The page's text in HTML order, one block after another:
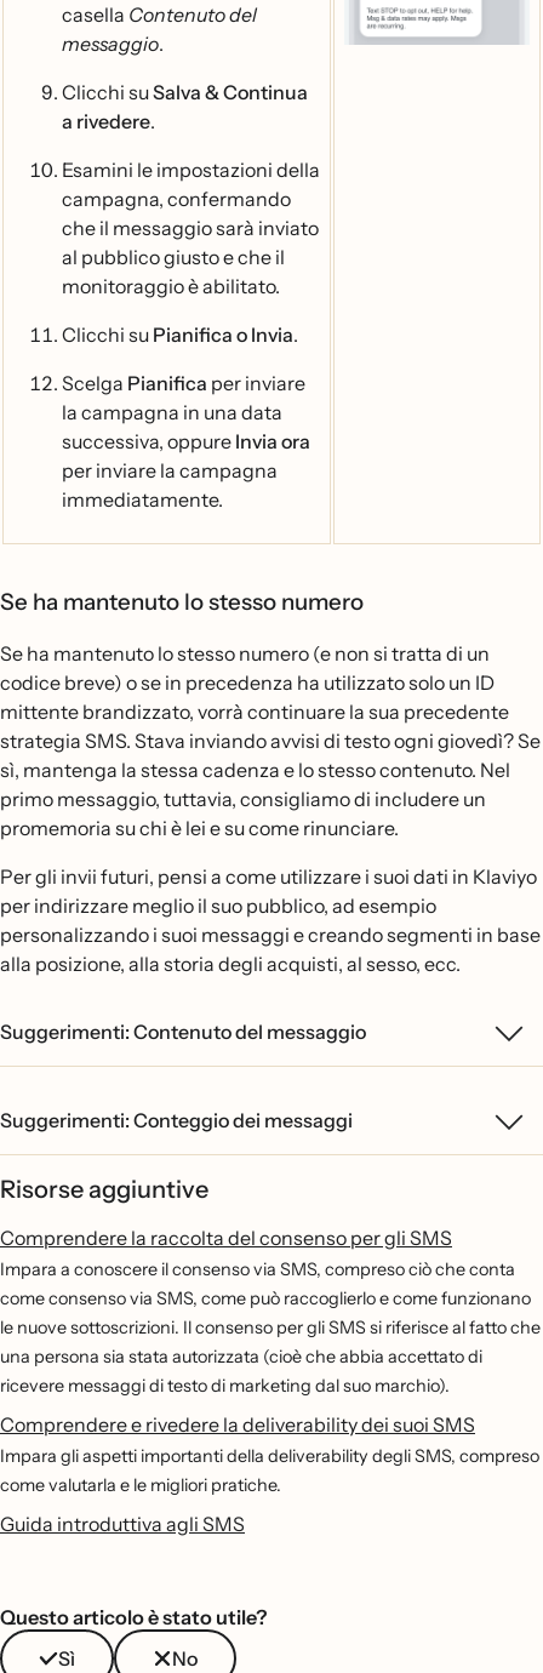
casella Contenuto del
messaggio.
Clicchi suSalva & Continua
a rivedere.
Esamini le impostazioni della
campagna, confermando
che il messaggio sarà inviato
al pubblico giusto e che il
monitoraggio è abilitato.
Clicchi su Pianifica o Invia.
Scelga Pianifica per inviare
la campagna in una data
successiva, oppure Invia ora
per inviare la campagna
immediatamente.
Se ha mantenuto lo stesso numero
Se ha mantenuto lo stesso numero (e non si tratta di un
codice breve) o se in precedenza ha utilizzato solo un ID
mittente brandizzato, vorrà continuare la sua precedente
strategia SMS. Stava inviando avvisi di testo ogni giovedì? Se
sì, mantenga la stessa cadenza e lo stesso contenuto. Nel
primo messaggio, tuttavia, consigliamo di includere un
promemoria su chi è lei e su come rinunciare.
Per gli invii futuri, pensi a come utilizzare i suoi dati in Klaviyo
per indirizzare meglio il suo pubblico, ad esempio
personalizzando i suoi messaggi e creando segmenti in base
alla posizione, alla storia degli acquisti, al sesso, ecc.
Suggerimenti: Contenuto del messaggio
Suggerimenti: Conteggio dei messaggi
Risorse aggiuntive
Comprendere la raccolta del consenso per gli SMS
Impara a conoscere il consenso via SMS, compreso ciò che conta
come consenso via SMS, come può raccoglierlo e come funzionano
le nuove sottoscrizioni. Il consenso per gli SMS si riferisce al fatto che
una persona sia stata autorizzata (cioè che abbia accettato di
ricevere messaggi di testo di marketing dal suo marchio).
Comprendere e rivedere la deliverability dei suoi SMS
Impara gli aspetti importanti della deliverability degli SMS, compreso
come valutarla e le migliori pratiche.
Guida introduttiva agli SMS
Questo articolo è stato utile?
Sì
No